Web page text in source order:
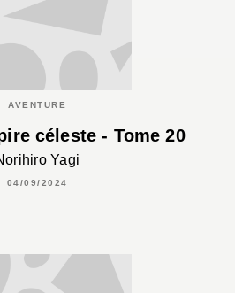
AVENTURE
céleste - Tome 20
Yagi
04/09/2024